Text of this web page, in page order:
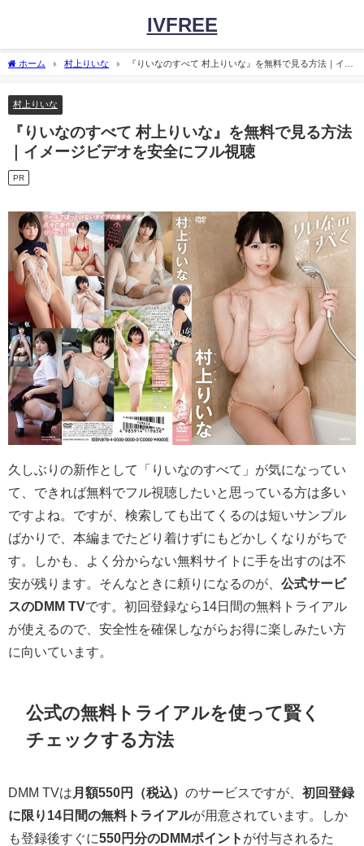
IVFREE
ホーム 村上りいな
『りいなのすべて 村上りいな』を無料で見る方法｜イメ
村上りいな
『りいなのすべて 村上りいな』を無料で見る方法
｜イメージビデオを安全にフル視聴
PR
久しぶりの新作として「りいなのすべて」が気になってい
て、できれば無料でフル視聴したいと思っている方は多い
ですよね。ですが、検索しても出てくるのは短いサンプル
ばかりで、本編までたどり着けずにもどかしくなりがちで
す。しかも、よく分からない無料サイトに手を出すのは不
安が残ります。そんなときに頼りになるのが、 公式サービ
スのDMM TVです。初回登録なら14日間の無料トライアル
が使えるので、安全性を確保しながらお得に楽しみたい方
に向いています。
公式の無料トライアルを使って賢く
チェックする方法
DMM TVは 月額550円（税込） のサービスですが、 初回登録
に限り14日間の無料トライアルが用意されています。しか
も登録後すぐに550円分のDMMポイント が付与されるた